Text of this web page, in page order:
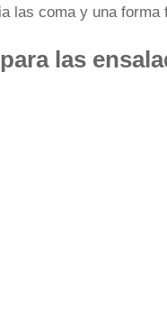
las coma y una
las